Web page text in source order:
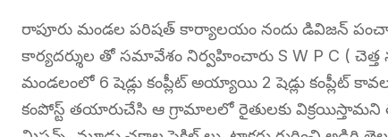
రాపూరు మండల పరిషత్ కార్యాలయం నందు డివిజన్
కార్యదర్శుల తో సమావేశం నిర్వహించారు S W P C (
మండలంలో 6 షెడ్లు కంప్లీట్ అయ్యాయి 2 షెడ్లు కంప్లీట్
కంపోస్ట్ తయారుచేసి ఆ గ్రామాలలో రైతులకు విక్రయిస్తామని